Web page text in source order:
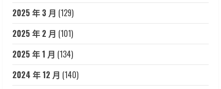
2025 年 3 月 (129)
2025 年 2 月 (101)
2025 年 1 月 (134)
2024 年 12 月 (140)